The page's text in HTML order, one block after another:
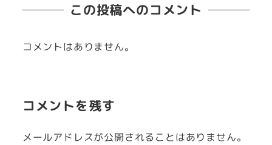
この投稿へのコメント
コメントはありません。
コメントを残す
メールアドレスが公開されることはありません。